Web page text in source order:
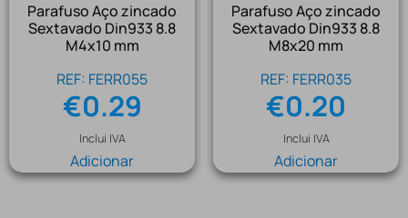
Parafuso Aço zincado
Sextavado Din933 8.8
M4x10 mm
REF: FERR055
€0.29
Inclui IVA
Adicionar
Parafuso Aço zincado
Sextavado Din933 8.8
M8x20 mm
REF: FERR035
€0.20
Inclui IVA
Adicionar